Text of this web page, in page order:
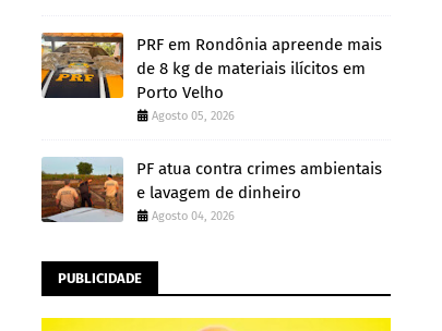
PRF em Rondônia apreende mais
de 8 kg de materiais ilícitos em
Porto Velho
Agosto 05, 2026
PF atua contra crimes ambientais
e lavagem de dinheiro
Agosto 04, 2026
PUBLICIDADE